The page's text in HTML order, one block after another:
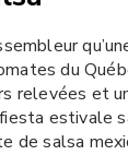
du
relevées et
estivale
de salsa